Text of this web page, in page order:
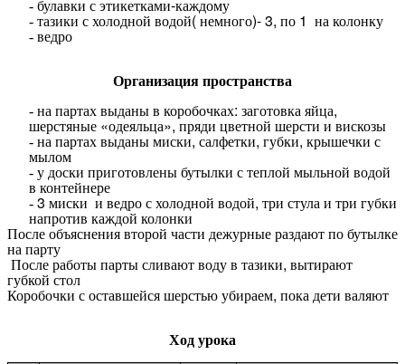
булавки с этикетками-каждому
тазики с холодной водой( немного)- 3, по 1 на колонку
ведро
Организация пространства
на партах выданы в коробочках: заготовка яйца,
шерстяные «одеяльца», пряди цветной шерсти и вискозы
на партах выданы миски, салфетки, губки, крышечки с
мылом
у доски приготовлены бутылки с теплой мыльной водой
в контейнере
3 миски и ведро с холодной водой, три стула и три губки
напротив каждой колонки
После объяснения второй части дежурные раздают по бутылке
на парту
После работы парты сливают воду в тазики, вытирают
губкой стол
Коробочки с оставшейся шерстью убираем, пока дети валяют
Ход урока